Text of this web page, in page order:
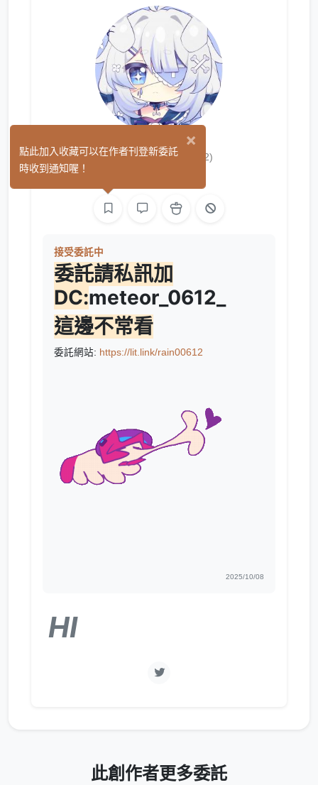
雨沫是狗勾 (2)
接受委託中
委託請私訊加
DC:meteor_0612_
這邊不常看
委託網站: https://lit.link/rain00612
2025/10/08
HI
此創作者更多委託
×
點此加入收藏可以在作者刊登新委託
時收到通知喔！